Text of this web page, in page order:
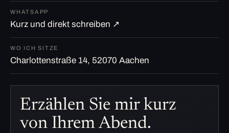
WHATSAPP
Kurz und direkt schreiben ↗
WO ICH SITZE
Charlottenstraße 14, 52070 Aachen
Erzählen Sie mir kurz
von Ihrem Abend.